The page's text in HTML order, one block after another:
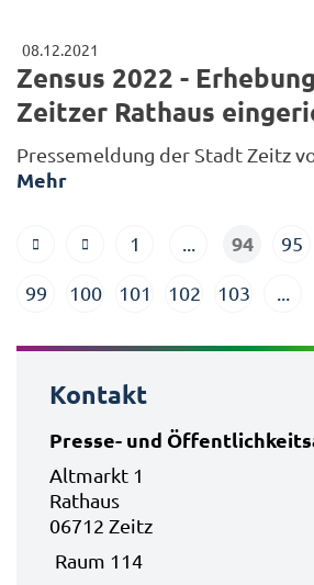
08.12.2021
Zensus 2022 -
Zeitzer Rathaus
Pressemeldung der Stadt Zeitz
Mehr
1 94 95
99 100 101 102 103
Kontakt
Presse- und
Altmarkt 1
Rathaus
06712 Zeitz
Raum 114